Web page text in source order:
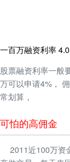
一百万融资利率 4.0
股票融资利率一般
万可以申请4%，
常划算，
可怕的高佣金
2011近100万资